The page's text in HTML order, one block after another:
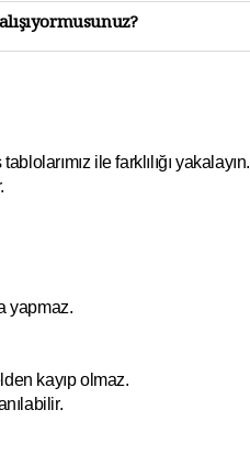
ile farklılığı yakalayın.
yapmaz.
kayıp olmaz.